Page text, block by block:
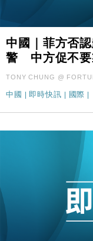
中國｜菲方否
警 中方促不要
TONY CHUNG @
中國 即時快訊 國際